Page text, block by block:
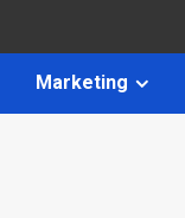
Marketing